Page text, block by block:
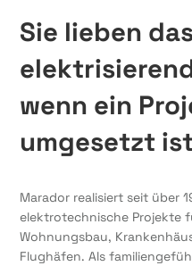
Sie lieben
wenn ein
umgesetzt
Marador realisiert seit über
elektrotechnische Projekte
Wohnungsbau,
Flughäfen. Als